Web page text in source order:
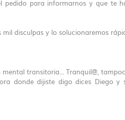
para informarnos y que te
disculpas y lo solucionaremos
transitoria... Tranquil@,
donde dijiste digo dices Diego y